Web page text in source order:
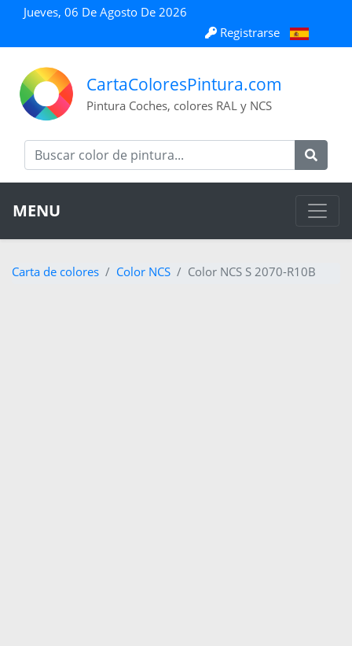
Jueves, 06 De Agosto De 2026
Registrarse
CartaColoresPintura.com
Pintura Coches, colores RAL y NCS
MENU
Carta de colores Color NCS Color NCS S 2070-R10B